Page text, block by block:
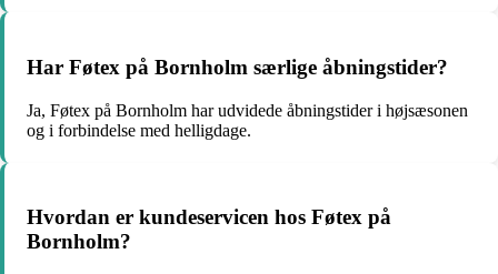
Har Føtex på Bornholm særlige åbningstider?
Ja, Føtex på Bornholm har udvidede åbningstider i højsæsonen
og i forbindelse med helligdage.
Hvordan er kundeservicen hos Føtex på
Bornholm?